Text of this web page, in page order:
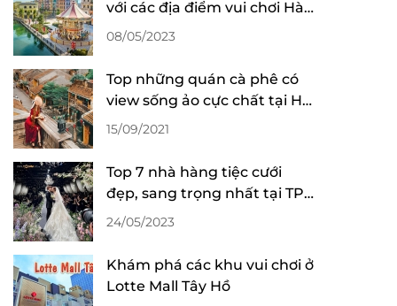
với các địa điểm vui chơi Hà
Nội
08/05/2023
Top những quán cà phê có
view sống ảo cực chất tại Hội
An
15/09/2021
Top 7 nhà hàng tiệc cưới
đẹp, sang trọng nhất tại TP
Hồ Chí Minh
24/05/2023
Khám phá các khu vui chơi ở
Lotte Mall Tây Hồ